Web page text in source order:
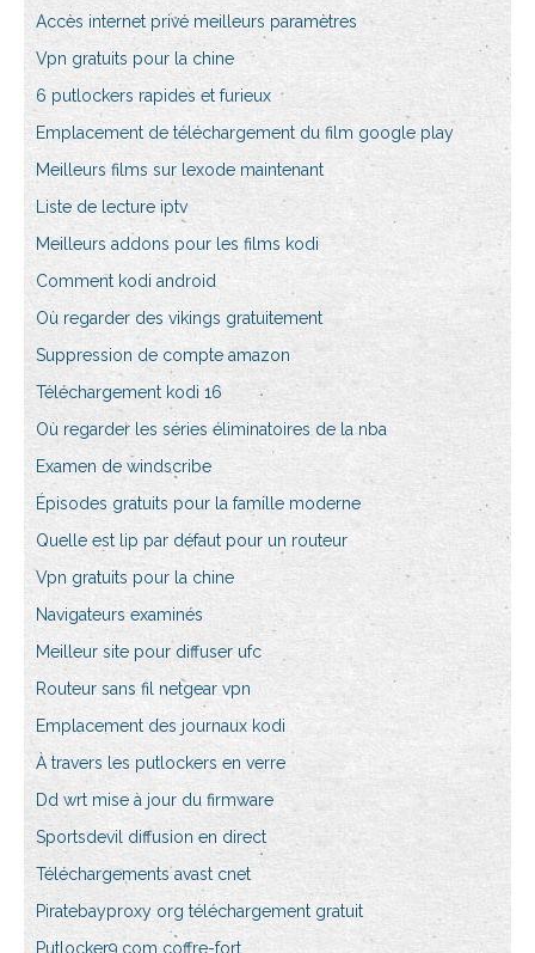
Accès internet privé meilleurs paramètres
Vpn gratuits pour la chine
6 putlockers rapides et furieux
Emplacement de téléchargement du film google play
Meilleurs films sur lexode maintenant
Liste de lecture iptv
Meilleurs addons pour les films kodi
Comment kodi android
Où regarder des vikings gratuitement
Suppression de compte amazon
Téléchargement kodi 16
Où regarder les séries éliminatoires de la nba
Examen de windscribe
Épisodes gratuits pour la famille moderne
Quelle est lip par défaut pour un routeur
Vpn gratuits pour la chine
Navigateurs examinés
Meilleur site pour diffuser ufc
Routeur sans fil netgear vpn
Emplacement des journaux kodi
À travers les putlockers en verre
Dd wrt mise à jour du firmware
Sportsdevil diffusion en direct
Téléchargements avast cnet
Piratebayproxy org téléchargement gratuit
Putlocker9.com coffre-fort